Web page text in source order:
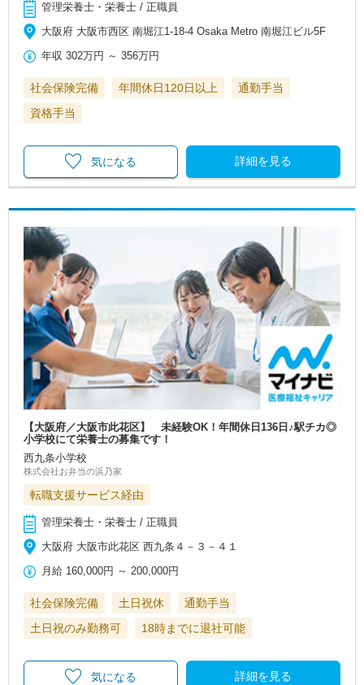
管理栄養士・栄養士 / 正職員
大阪府 大阪市西区 南堀江1-18-4 Osaka Metro 南堀江ビル5F
年収 302万円 ～356万円
社会保険完備 年間休日120日以上
通勤手当
資格手当
詳細を見る
気になる
【大阪府／大阪市此花区】 未経験OK！年間休日136日♪駅チカ◎
小学校にて栄養士の募集です！
西九条小学校
株式会社お弁当の浜乃家
転職支援サービス経由
管理栄養士・栄養士 / 正職員
大阪府 大阪市此花区 西九条４－３－４１
月給 160,000円 ～200,000円
社会保険完備 土日祝休
通勤手当
土日祝のみ勤務可
18時までに退社可能
詳細を見る
気になる